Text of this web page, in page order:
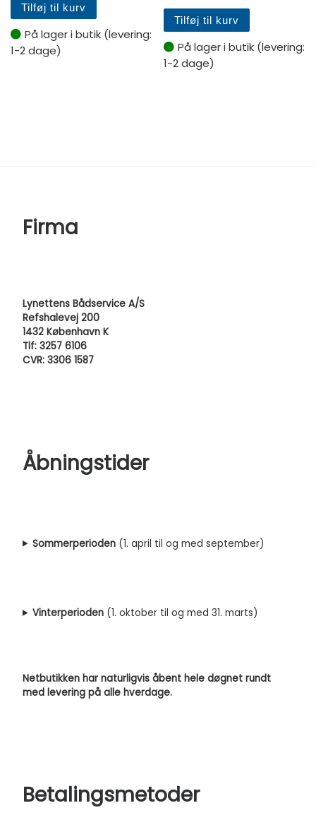
Tilføj til kurv
På lager i butik (levering:
1-2 dage)
Tilføj til kurv
På lager i butik (levering:
1-2 dage)
Firma
Lynettens Bådservice A/S
Refshalevej 200
1432 København K
Tlf: 3257 6106
CVR: 3306 1587
Åbningstider
Sommerperioden (1. april til og med september)
Vinterperioden (1. oktober til og med 31. marts)
Netbutikken har naturligvis åbent hele døgnet rundt
med levering på alle hverdage.
Betalingsmetoder